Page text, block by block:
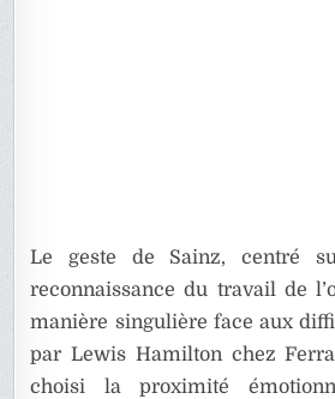
Le geste de Sainz, centré
reconnaissance du travail de
manière singulière face aux
par Lewis Hamilton chez
choisi la proximité